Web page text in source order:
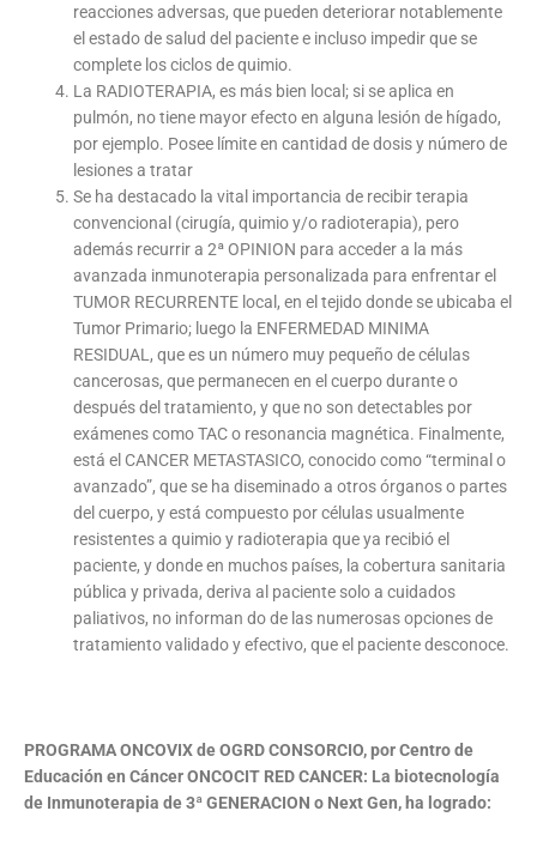
reacciones adversas, que pueden deteriorar notablemente
el estado de salud del paciente e incluso impedir que se
complete los ciclos de quimio.
La RADIOTERAPIA, es más bien local; si se aplica en
pulmón, no tiene mayor efecto en alguna lesión de hígado,
por ejemplo. Posee límite en cantidad de dosis y número de
lesiones a tratar
Se ha destacado la vital importancia de recibir terapia
convencional (cirugía, quimio y/o radioterapia), pero
además recurrir a 2ª OPINION para acceder a la más
avanzada inmunoterapia personalizada para enfrentar el
TUMOR RECURRENTE local, en el tejido donde se ubicaba el
Tumor Primario; luego la ENFERMEDAD MINIMA
RESIDUAL, que es un número muy pequeño de células
cancerosas, que permanecen en el cuerpo durante o
después del tratamiento, y que no son detectables por
exámenes como TAC o resonancia magnética. Finalmente,
está el CANCER METASTASICO, conocido como “terminal o
avanzado”, que se ha diseminado a otros órganos o partes
del cuerpo, y está compuesto por células usualmente
resistentes a quimio y radioterapia que ya recibió el
paciente, y donde en muchos países, la cobertura sanitaria
pública y privada, deriva al paciente solo a cuidados
paliativos, no informan do de las numerosas opciones de
tratamiento validado y efectivo, que el paciente desconoce.
PROGRAMA ONCOVIX de OGRD CONSORCIO, por Centro de
Educación en Cáncer ONCOCIT RED CANCER: La biotecnología
de Inmunoterapia de 3ª GENERACION o Next Gen, ha logrado: